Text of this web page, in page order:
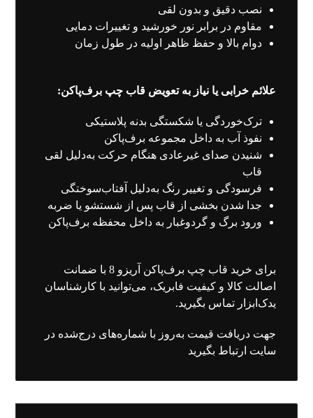
نصب دقیق و بدون لقی
مقاوم در برابر نور خورشید و تغییرات دمایی
دوام بالا و حفظ ظاهر اولیه در طول زمان
علائم خرابی یا نیاز به تعویض قاب چپ برف‌پاکن:
ترک‌خوردگی یا شکستگی بدنه پلاستیکی
نفوذ آب به داخل مجموعه برف‌پاکن
شنیدن صدای غیرعادی هنگام حرکت به‌دلیل لقی
قاب
فرسودگی و تغییر رنگ به‌دلیل آفتاب‌سوختگی
جدا شدن بخشی از قاب پس از شستشو یا ضربه
ورود برگ و گردوغبار به داخل محفظه برف‌پاکن
برای خرید قاب چپ برف‌پاکن آریزو 8 با ضمانت
اصالت کالا و کیفیت فابریک، می‌توانید با کارشناسان
یدک‌ابزار تماس بگیرید.
جهت دریافت قیمت به‌روز با شماره‌های درج‌شده در
سایت ارتباط بگیرید